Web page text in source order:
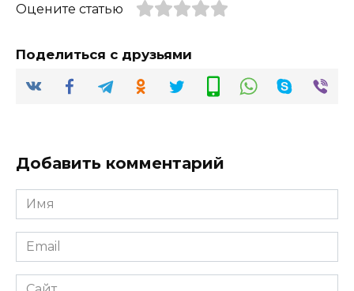
Оцените статью
Поделиться с друзьями
Добавить комментарий
Имя
*
Email
*
Сайт